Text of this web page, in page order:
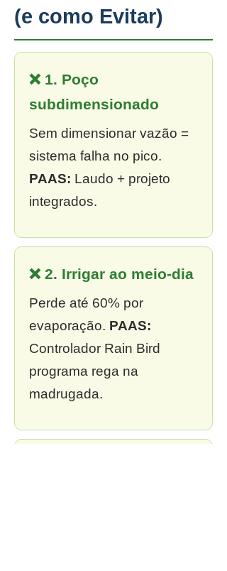
(e como Evitar)
❌ 1. Poço
subdimensionado
Sem dimensionar vazão =
sistema falha no pico.
PAAS: Laudo + projeto
integrados.
❌ 2. Irrigar ao meio-dia
Perde até 60% por
evaporação. PAAS:
Controlador Rain Bird
programa rega na
madrugada.